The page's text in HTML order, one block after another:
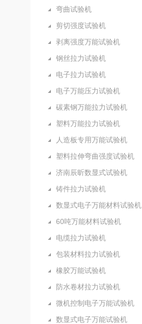
弯曲试验机
剪切强度试验机
剥离强度万能试验机
钢丝拉力试验机
电子拉力试验机
电子万能压力试验机
碳素钢万能拉力试验机
塑料万能拉力试验机
人造板专用万能试验机
塑料拉伸弯曲强度试验机
济南辰昕数显式试验机
铸件拉力试验机
数显式电子万能材料试验机
60吨万能材料试验机
电缆拉力试验机
包装材料拉力试验机
橡胶万能试验机
防水卷材拉力试验机
微机控制电子万能试验机
数显式电子万能试验机